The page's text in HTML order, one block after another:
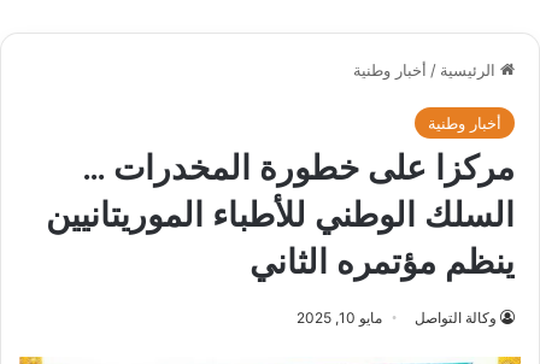
الرئيسية / أخبار وطنية
أخبار وطنية
مركزا على خطورة المخدرات …
السلك الوطني للأطباء الموريتانيين
ينظم مؤتمره الثاني
وكالة التواصل مايو 10, 2025